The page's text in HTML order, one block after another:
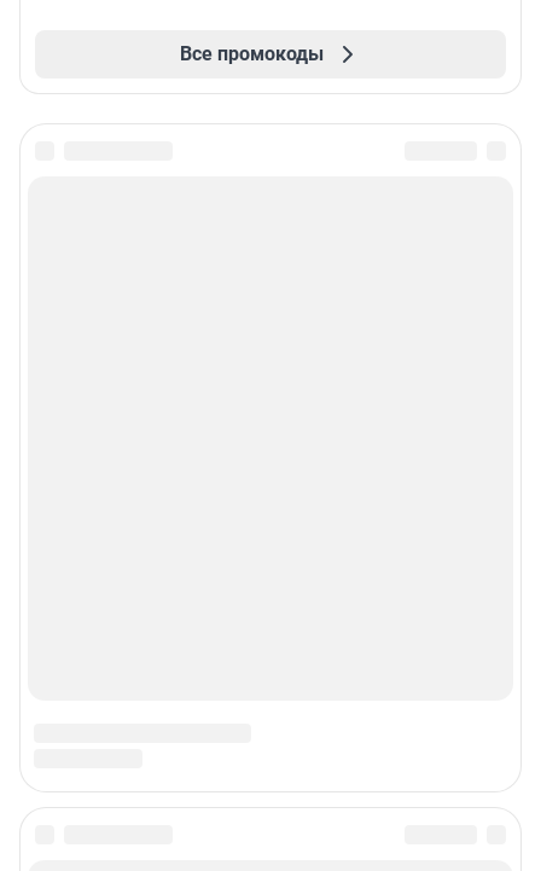
Все промокоды